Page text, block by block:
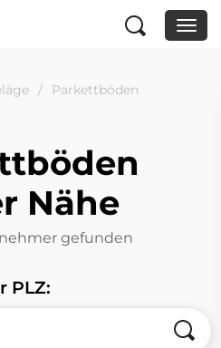
Parkettböden
Nähe
gefunden
PLZ: